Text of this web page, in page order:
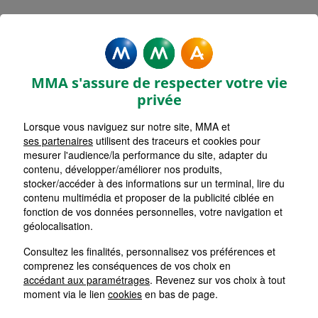
Assurance Occitanie Assurance Gard (30)
MMA s'assure de respecter votre vie
privée
Lorsque vous naviguez sur notre site, MMA et
ses partenaires utilisent des traceurs et cookies pour
mesurer l'audience/la performance du site, adapter du
contenu, développer/améliorer nos produits,
stocker/accéder à des informations sur un terminal, lire du
contenu multimédia et proposer de la publicité ciblée en
fonction de vos données personnelles, votre navigation et
géolocalisation.
Consultez les finalités, personnalisez vos préférences et
comprenez les conséquences de vos choix en
accédant aux paramétrages. Revenez sur vos choix à tout
moment via le lien cookies en bas de page.